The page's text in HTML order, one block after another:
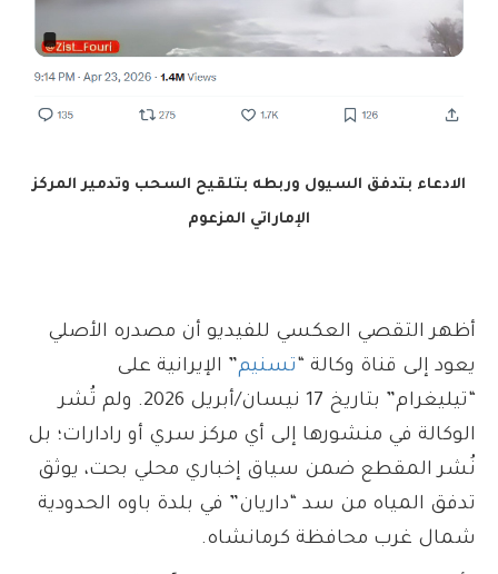
الادعاء بتدفق السيول وربطه بتلقيح السحب وتدمير المركز
الإماراتي المزعوم
أظهر التقصي العكسي للفيديو أن مصدره الأصلي
يعود إلى قناة وكالة “
تسنيم” الإيرانية على
“تيليغرام” بتاريخ 17 نيسان/أبريل 2026. ولم تُشر
الوكالة في منشورها إلى أي مركز سري أو رادارات؛ بل
نُشر المقطع ضمن سياق إخباري محلي بحت، يوثق
تدفق المياه من سد “داريان” في بلدة باوه الحدودية
شمال غرب محافظة كرمانشاه.